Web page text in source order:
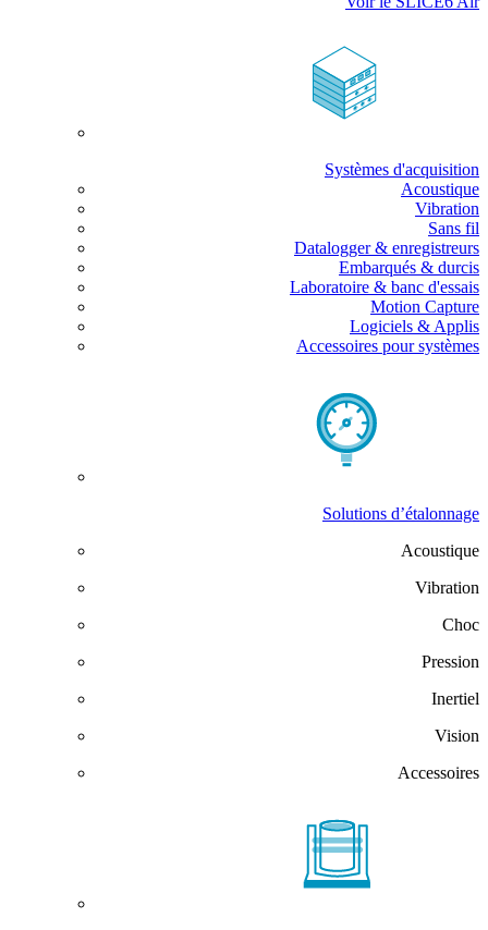
Systèmes d'acquisition
Acoustique
Vibration
Sans fil
Datalogger & enregistreurs
Embarqués & durcis
Laboratoire & banc d'essais
Motion Capture
Logiciels & Applis
Accessoires pour systèmes
Solutions d’étalonnage
Acoustique
Vibration
Choc
Pression
Inertiel
Vision
Accessoires